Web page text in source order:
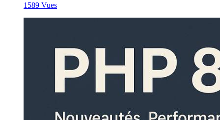
1589 Vues